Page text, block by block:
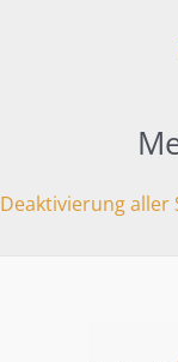
Deaktivierung aller